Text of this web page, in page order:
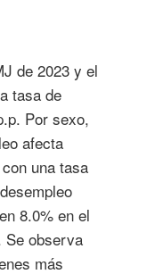
de 2023 y el
tasa de
Por sexo,
afecta
una tasa
8.0% en el
Se observa
más